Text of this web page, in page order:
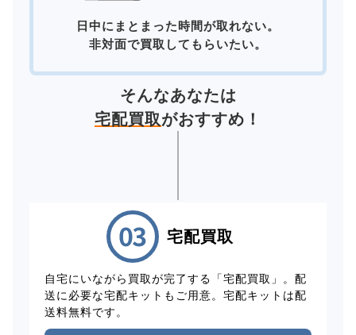
日中にまとまった時間が取れない。
非対面で買取してもらいたい。
そんなあなたは
宅配買取がおすすめ！
宅配買取
自宅にいながら買取が完了する「宅配買取」。配
送に必要な宅配キットもご用意。宅配キットは配
送料無料です。